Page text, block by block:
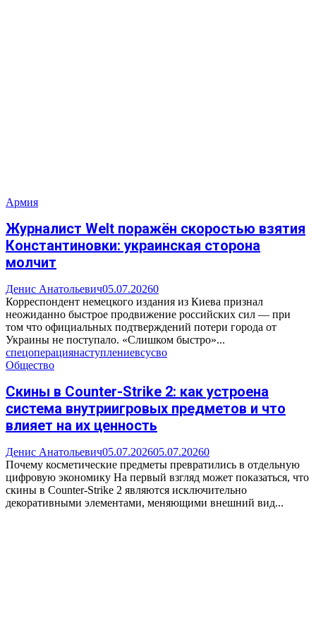
Армия
Журналист Welt поражён скоростью взятия
Константиновки: украинская сторона
молчит
Денис Анатольевич05.07.20260
Корреспондент немецкого издания из Киева признал
неожиданно быстрое продвижение российских сил — при
том что официальных подтверждений потери города от
Украины не поступало. «Слишком быстро»...
спецоперациянаступлениевсусво
Общество
Скины в Counter-Strike 2: как устроена
система внутриигровых предметов и что
влияет на их ценность
Денис Анатольевич05.07.202605.07.20260
Почему косметические предметы превратились в отдельную
цифровую экономику На первый взгляд может показаться, что
скины в Counter-Strike 2 являются исключительно
декоративными элементами, меняющими внешний вид...